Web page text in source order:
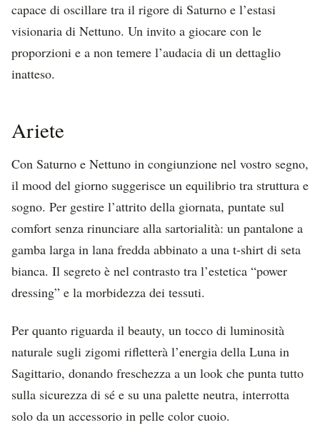
capace di oscillare tra il rigore di Saturno e l’estasi
visionaria di Nettuno. Un invito a giocare con le
proporzioni e a non temere l’audacia di un dettaglio
inatteso.
Ariete
Con Saturno e Nettuno in congiunzione nel vostro segno,
il mood del giorno suggerisce un equilibrio tra struttura e
sogno. Per gestire l’attrito della giornata, puntate sul
comfort senza rinunciare alla sartorialità: un pantalone a
gamba larga in lana fredda abbinato a una t-shirt di seta
bianca. Il segreto è nel contrasto tra l’estetica “power
dressing” e la morbidezza dei tessuti.
Per quanto riguarda il beauty, un tocco di luminosità
naturale sugli zigomi rifletterà l’energia della Luna in
Sagittario, donando freschezza a un look che punta tutto
sulla sicurezza di sé e su una palette neutra, interrotta
solo da un accessorio in pelle color cuoio.